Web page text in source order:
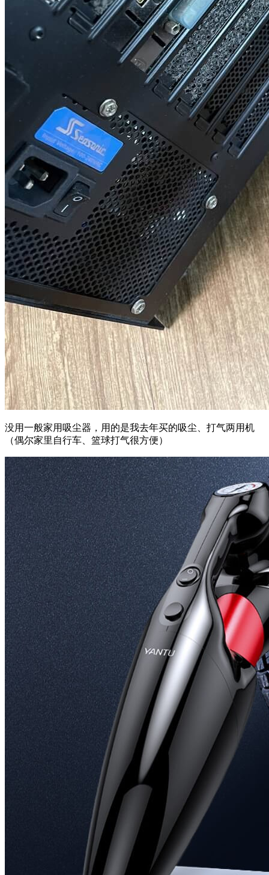
没用一般家用吸尘器，用的是我去年买的吸尘、打气两用机
（偶尔家里自行车、篮球打气很方便）